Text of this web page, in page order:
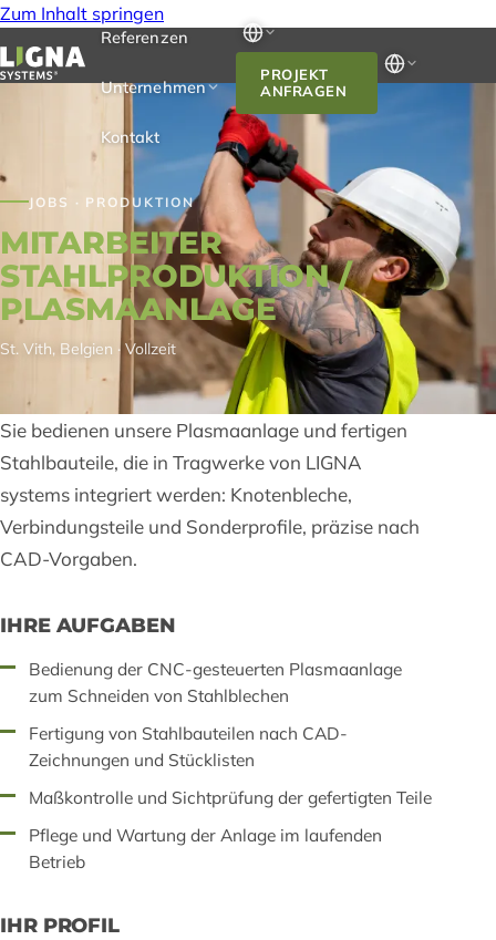
Zum Inhalt springen
Referenzen
Unternehmen
Kontakt
PROJEKT
ANFRAGEN
JOBS · PRODUKTION
MITARBEITER
STAHLPRODUKTION /
PLASMAANLAGE
St. Vith, Belgien · Vollzeit
Sie bedienen unsere Plasmaanlage und fertigen
Stahlbauteile, die in Tragwerke von LIGNA
systems integriert werden: Knotenbleche,
Verbindungsteile und Sonderprofile, präzise nach
CAD-Vorgaben.
IHRE AUFGABEN
Bedienung der CNC-gesteuerten Plasmaanlage
zum Schneiden von Stahlblechen
Fertigung von Stahlbauteilen nach CAD-
Zeichnungen und Stücklisten
Maßkontrolle und Sichtprüfung der gefertigten Teile
Pflege und Wartung der Anlage im laufenden
Betrieb
IHR PROFIL